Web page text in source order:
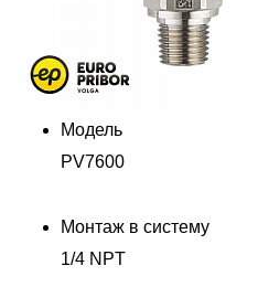
Модель
PV7600
Монтаж в систему
1/4 NPT